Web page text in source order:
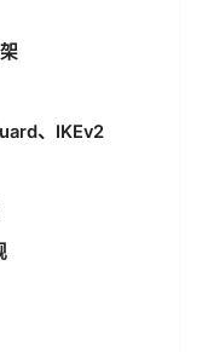
、IKEv2